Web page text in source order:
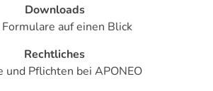
Downloads
auf einen Blick
Rechtliches
und Pflichten bei APONEO